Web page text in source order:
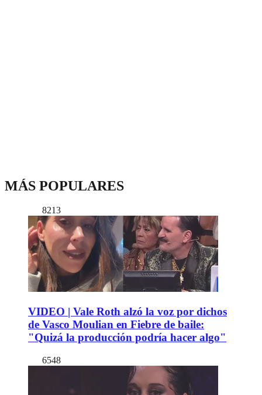
MÁS POPULARES
8213
VIDEO | Vale Roth alzó la voz por dichos
de Vasco Moulian en Fiebre de baile:
"Quizá la producción podría hacer algo"
6548